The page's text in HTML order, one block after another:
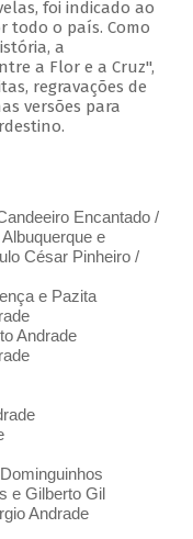
foi indicado ao
todo o país. Como
a
a Flor e a Cruz",
regravações de
versões para
Encantado /
e
César Pinheiro /
e Pazita
Andrade
e Gilberto Gil
Andrade